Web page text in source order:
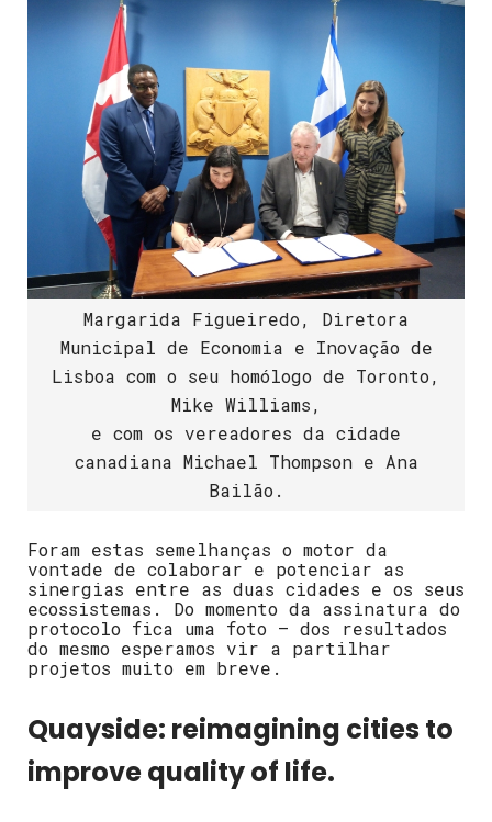
Margarida Figueiredo, Diretora
Municipal de Economia e Inovação de
Lisboa com o seu homólogo de Toronto,
Mike Williams,
e com os vereadores da cidade
canadiana Michael Thompson e Ana
Bailão.
Foram estas semelhanças o motor da
vontade de colaborar e potenciar as
sinergias entre as duas cidades e os seus
ecossistemas. Do momento da assinatura do
protocolo fica uma foto – dos resultados
do mesmo esperamos vir a partilhar
projetos muito em breve.
Quayside: reimagining cities to
improve quality of life.